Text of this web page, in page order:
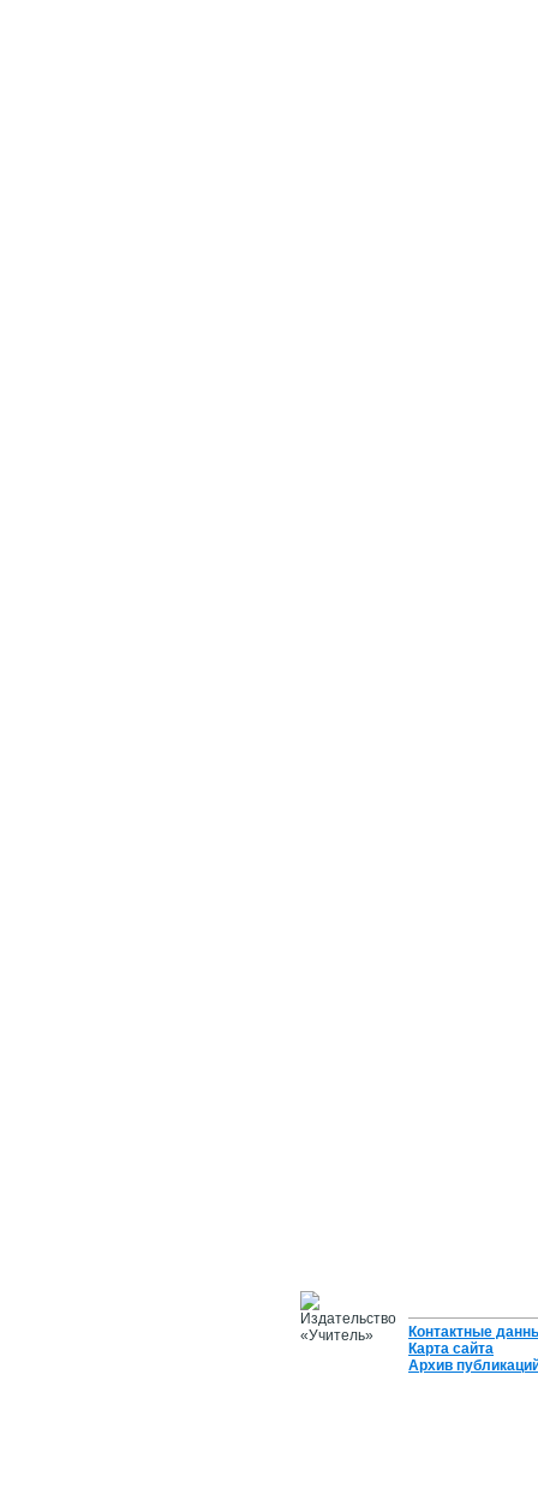
Контактные
Карта сайта
Архив